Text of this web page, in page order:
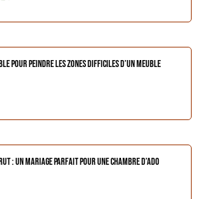
pour peindre les zones difficiles d’un meuble
: Un mariage parfait pour une chambre d’ado